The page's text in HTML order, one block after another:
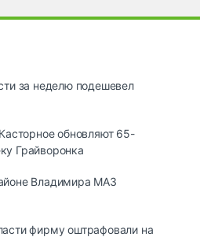
за неделю подешевел
обновляют 65-
Грайворонка
Владимира МАЗ
фирму оштрафовали на